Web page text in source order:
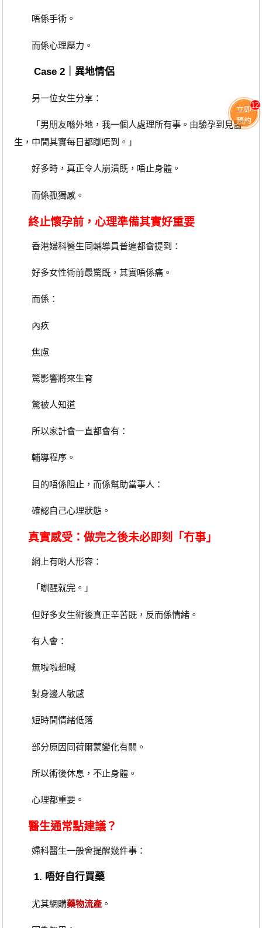
唔係手術。
而係心理壓力。
Case 2｜異地情侶
另一位女生分享：
「男朋友喺外地，我一個人處理所有事。由驗孕到見醫
生，中間其實每日都瞓唔到。」
好多時，真正令人崩潰既，唔止身體。
而係孤獨感。
終止懷孕前，心理準備其實好重要
香港婦科醫生同輔導員普遍都會提到：
好多女性術前最驚既，其實唔係痛。
而係：
內疚
焦慮
驚影響將來生育
驚被人知道
所以家計會一直都會有：
輔導程序。
目的唔係阻止，而係幫助當事人：
確認自己心理狀態。
真實感受：做完之後未必即刻「冇事」
網上有啲人形容：
「瞓醒就完。」
但好多女生術後真正辛苦既，反而係情緒。
有人會：
無啦啦想喊
對身邊人敏感
短時間情緒低落
部分原因同荷爾蒙變化有關。
所以術後休息，不止身體。
心理都重要。
醫生通常點建議？
婦科醫生一般會提醒幾件事：
1. 唔好自行買藥
尤其網購藥物流產。
立即
預約
12